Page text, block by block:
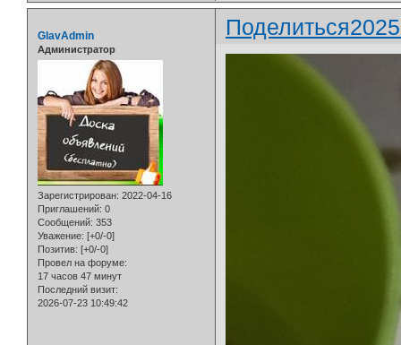
Поделиться
GlavAdmin
Администратор
Зарегистрирован: 2022-04-16
Приглашений: 0
Сообщений: 353
Уважение: [+0/-0]
Позитив: [+0/-0]
Провел на форуме:
17 часов 47 минут
Последний визит:
2026-07-23 10:49:42